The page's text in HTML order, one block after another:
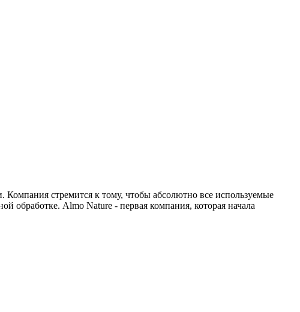
стремится к тому, чтобы абсолютно все используемые
обработке. Almo Nature - первая компания, которая начала